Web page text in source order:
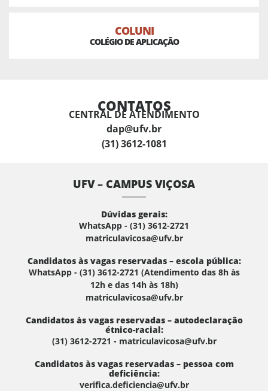
COLUNI
COLÉGIO DE APLICAÇÃO
CONTATOS
CENTRAL DE ATENDIMENTO
dap@ufv.br
(31) 3612-1081
UFV – CAMPUS VIÇOSA
Dúvidas gerais:
WhatsApp - (31) 3612-2721
matriculavicosa@ufv.br
Candidatos às vagas reservadas – escola pública:
WhatsApp - (31) 3612-2721 (Atendimento das 8h às
12h e das 14h às 18h)
matriculavicosa@ufv.br
Candidatos às vagas reservadas – autodeclaração
étnico-racial:
(31) 3612-2721 - matriculavicosa@ufv.br
Candidatos às vagas reservadas – pessoa com
deficiência:
verifica.deficiencia@ufv.br